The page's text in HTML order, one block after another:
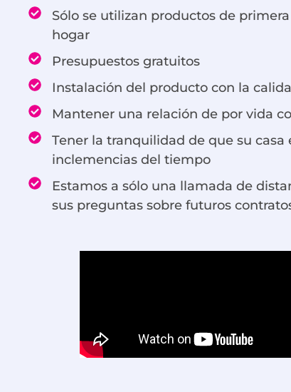
Sólo se utilizan productos de
hogar
Presupuestos gratuitos
Instalación del producto con la
Mantener una relación de por vida
Tener la tranquilidad de que su casa
inclemencias del tiempo
Estamos a sólo una llamada de
sus preguntas sobre futuros